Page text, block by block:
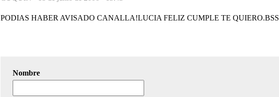
PODIAS HABER AVISADO CANALLA!LUCIA FELIZ CUMPLE TE QUIERO.BSS
Nombre